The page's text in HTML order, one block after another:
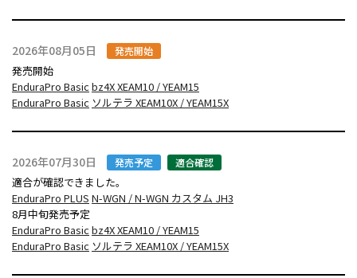
2026年08月05日 発売開始
発売開始
EnduraPro Basic bz4X XEAM10 / YEAM15
EnduraPro Basic ソルテラ XEAM10X / YEAM15X
2026年07月30日 発売予定 適合確認
適合が確認できました。
EnduraPro PLUS N-WGN / N-WGN カスタム JH3
8月中旬発売予定
EnduraPro Basic bz4X XEAM10 / YEAM15
EnduraPro Basic ソルテラ XEAM10X / YEAM15X